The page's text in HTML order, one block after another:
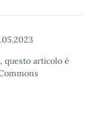
questo articolo è